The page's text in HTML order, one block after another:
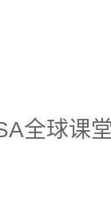
全球课